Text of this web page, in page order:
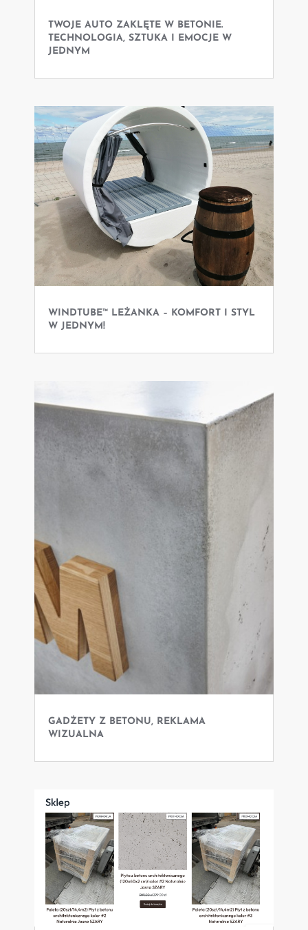
TWOJE AUTO ZAKLĘTE W BETONIE.
TECHNOLOGIA, SZTUKA I EMOCJE W
JEDNYM
WINDTUBE™ LEŻANKA – KOMFORT I STYL
W JEDNYM!
GADŻETY Z BETONU, REKLAMA
WIZUALNA